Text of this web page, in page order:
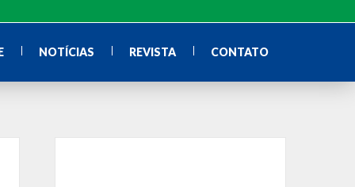
NOTÍCIAS REVISTA CONTATO